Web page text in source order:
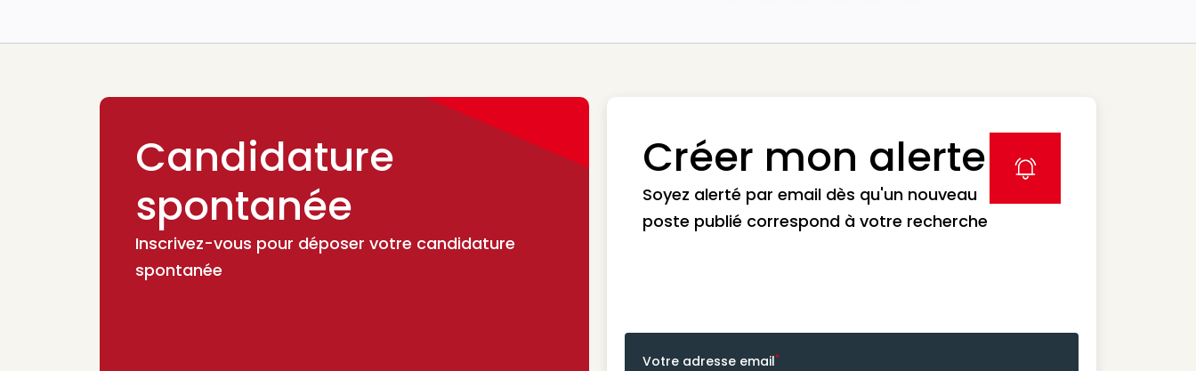
Candidature
spontanée
Inscrivez-vous pour déposer votre candidature
spontanée
Créer mon alerte
Soyez alerté par email dès qu'un nouveau
poste publié correspond à votre recherche
label icon
Votre adresse email*